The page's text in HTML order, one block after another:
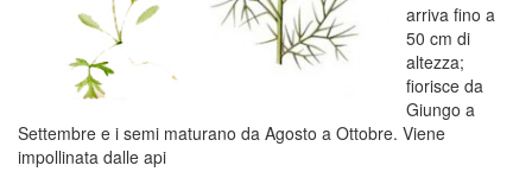
arriva fino a
50 cm di
altezza;
fiorisce da
Giungo a
Settembre e i semi maturano da Agosto a Ottobre. Viene
impollinata dalle api